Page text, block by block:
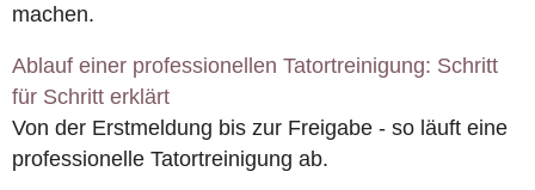
machen.
Ablauf einer professionellen Tatortreinigung: Schritt
für Schritt erklärt
Von der Erstmeldung bis zur Freigabe - so läuft eine
professionelle Tatortreinigung ab.